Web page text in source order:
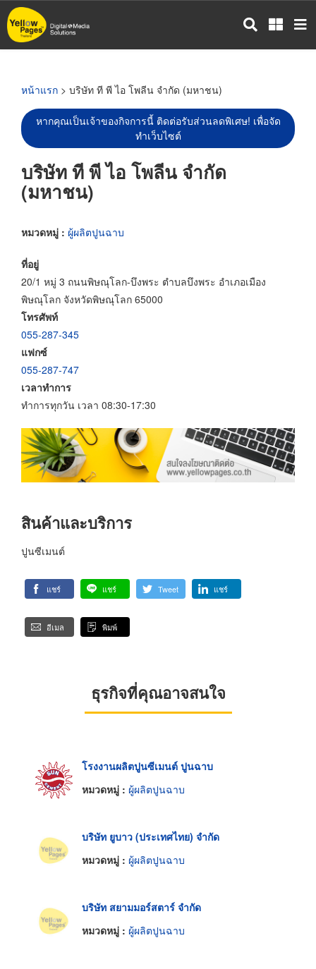
ข้าม
ไป
หน้าแรก > บริษัท ที พี ไอ โพลีน จำกัด (มหาชน)
หากคุณเป็นเจ้าของกิจการนี้ ติดต่อรับส่วนลดพิเศษ! เพื่อจัด
ทำเว็บไซต์
บริษัท ที พี ไอ โพลีน จำกัด
(มหาชน)
หมวดหมู่ : ผู้ผลิตปูนฉาบ
ที่อยู่
20/1 หมู่ 3 ถนนพิษณุโลก-บึงพระ ตำบลบึงพระ อำเภอเมือง
พิษณุโลก จังหวัดพิษณุโลก 65000
โทรศัพท์
055-287-345
แฟกซ์
055-287-747
เวลาทำการ
ทำการทุกวัน เวลา 08:30-17:30
สินค้าและบริการ
ปูนซีเมนต์
แชร์ แชร์ Tweet แชร์
อีเมล พิมพ์
ธุรกิจที่คุณอาจสนใจ
โรงงานผลิตปูนซีเมนต์ ปูนฉาบ
หมวดหมู่ : ผู้ผลิตปูนฉาบ
บริษัท ยูบาว (ประเทศไทย) จำกัด
หมวดหมู่ : ผู้ผลิตปูนฉาบ
บริษัท สยามมอร์สตาร์ จำกัด
หมวดหมู่ : ผู้ผลิตปูนฉาบ